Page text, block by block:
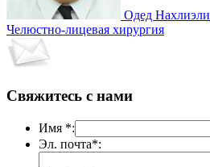
Одед Нахлиэли
Челюстно-лицевая хирургия
Свяжитесь с нами
Имя *:
Эл. почта*: